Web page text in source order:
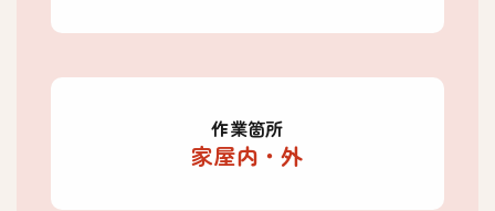
作業箇所
家屋内・外